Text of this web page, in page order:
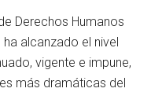
Derechos Humanos
alcanzado el nivel
vigente e impune,
más dramáticas del